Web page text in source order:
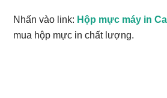
Nhấn vào link: Hộp mực máy in
mua hộp mực in chất lượng.